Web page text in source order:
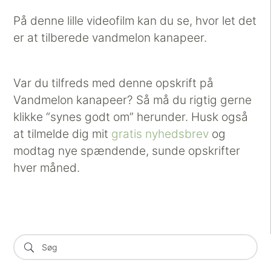
På denne lille videofilm kan du se, hvor let det
er at tilberede vandmelon kanapeer.
Var du tilfreds med denne opskrift på
Vandmelon kanapeer? Så må du rigtig gerne
klikke “synes godt om” herunder. Husk også
at tilmelde dig mit gratis nyhedsbrev og
modtag nye spændende, sunde opskrifter
hver måned.